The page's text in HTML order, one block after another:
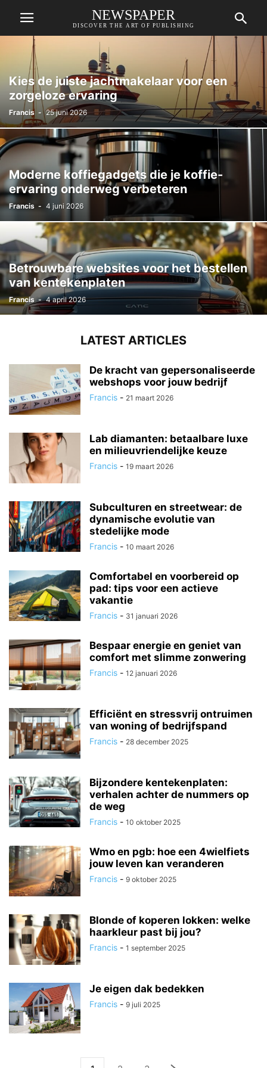
NEWSPAPER
DISCOVER THE ART OF PUBLISHING
Kies de juiste jachtmakelaar voor een
zorgeloze ervaring
Francis - 25 juni 2026
Moderne koffiegadgets die je koffie-
ervaring onderweg verbeteren
Francis - 4 juni 2026
Betrouwbare websites voor het bestellen
van kentekenplaten
Francis - 4 april 2026
LATEST ARTICLES
De kracht van gepersonaliseerde
webshops voor jouw bedrijf
Francis - 21 maart 2026
Lab diamanten: betaalbare luxe
en milieuvriendelijke keuze
Francis - 19 maart 2026
Subculturen en streetwear: de
dynamische evolutie van
stedelijke mode
Francis - 10 maart 2026
Comfortabel en voorbereid op
pad: tips voor een actieve
vakantie
Francis - 31 januari 2026
Bespaar energie en geniet van
comfort met slimme zonwering
Francis - 12 januari 2026
Efficiënt en stressvrij ontruimen
van woning of bedrijfspand
Francis - 28 december 2025
Bijzondere kentekenplaten:
verhalen achter de nummers op
de weg
Francis - 10 oktober 2025
Wmo en pgb: hoe een 4wielfiets
jouw leven kan veranderen
Francis - 9 oktober 2025
Blonde of koperen lokken: welke
haarkleur past bij jou?
Francis - 1 september 2025
Je eigen dak bedekken
Francis - 9 juli 2025